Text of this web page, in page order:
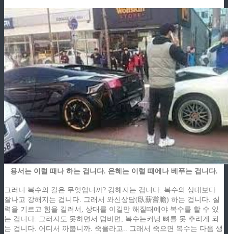
용서는 이럴 때나 하는 겁니다. 은혜는 이럴 때에나 베푸는 겁니다.
그러니 복수의 길은 무엇입니까? 강해지는 겁니다. 복수의 상대보다
잘나고 강해지는 겁니다. 그래서 와신상담(臥薪嘗膽) 하는 겁니다. 실
력을 기르고 힘을 길러서, 상대를 이길만 해질때에야 복수를 할 수 있
는 겁니다. 그러지도 못하면서 덤비면, 복수는커녕 뼈를 못 추리게 되
는 겁니다. 어디서 까붑니까. 죽을라고.. 그래서 죽으면 복수는 다음 생